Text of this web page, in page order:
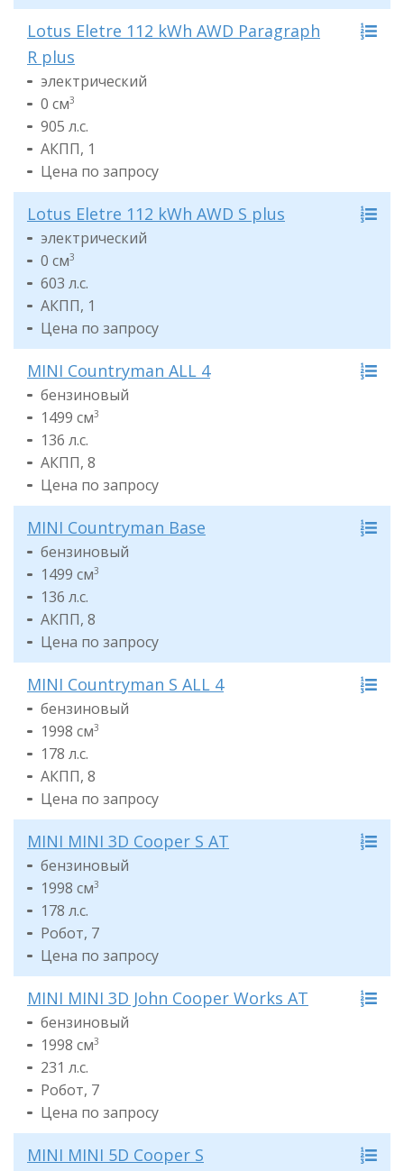
Lotus Eletre 112 kWh AWD Paragraph
R plus
электрический
0 см3
905 л.с.
АКПП, 1
Цена по запросу
Lotus Eletre 112 kWh AWD S plus
электрический
0 см3
603 л.с.
АКПП, 1
Цена по запросу
MINI Countryman ALL 4
бензиновый
1499 см3
136 л.с.
АКПП, 8
Цена по запросу
MINI Countryman Base
бензиновый
1499 см3
136 л.с.
АКПП, 8
Цена по запросу
MINI Countryman S ALL 4
бензиновый
1998 см3
178 л.с.
АКПП, 8
Цена по запросу
MINI MINI 3D Cooper S AT
бензиновый
1998 см3
178 л.с.
Робот, 7
Цена по запросу
MINI MINI 3D John Cooper Works AT
бензиновый
1998 см3
231 л.с.
Робот, 7
Цена по запросу
MINI MINI 5D Cooper S